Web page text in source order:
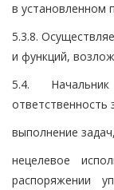
в установленном
5.3.8.
и функций,
5.4.
ответственность
выполнение
нецелевое
распоряжении